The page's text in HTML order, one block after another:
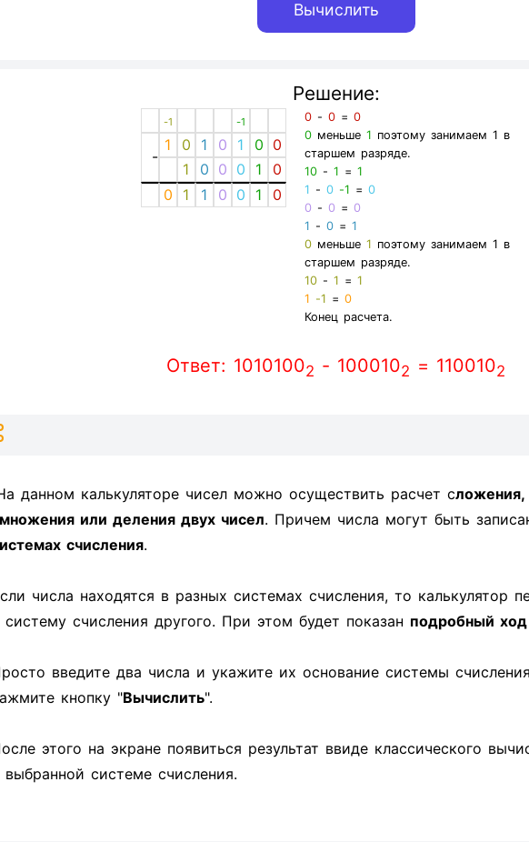
Решение:
-1 -1
-
1 0 1 0 1 0 0
1
0 0 0 1
0
0
1 1 0 0 1 0
0- 0= 0
0меньше 1 поэтому занимаем 1 в
старшем разряде.
10- 1 = 1
1 - 0 -1 = 0
0 - 0 = 0
1 - 0= 1
0меньше 1 поэтому занимаем 1 в
старшем разряде.
10- 1 = 1
1 -1 = 0
Конец расчета.
Ответ: 10101002 - 1000102 = 1100102
данном калькуляторе чисел можно осуществить расчет сложения,
или деления двух чисел. Причем числа могут быть
счисления.
числа находятся в разных системах счисления, то калькулятор
систему счисления другого. При этом будет показан подробный
введите два числа и укажите их основание системы
кнопку "Вычислить".
этого на экране появиться результат ввиде классического
выбранной системе счисления.